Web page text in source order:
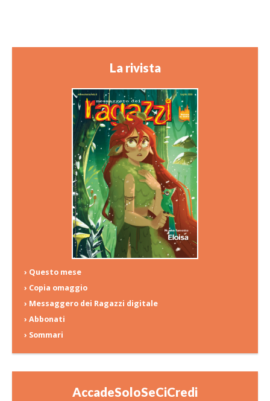
La rivista
› Questo mese
› Copia omaggio
› Messaggero dei Ragazzi digitale
› Abbonati
› Sommari
AccadeSoloSeCiCredi